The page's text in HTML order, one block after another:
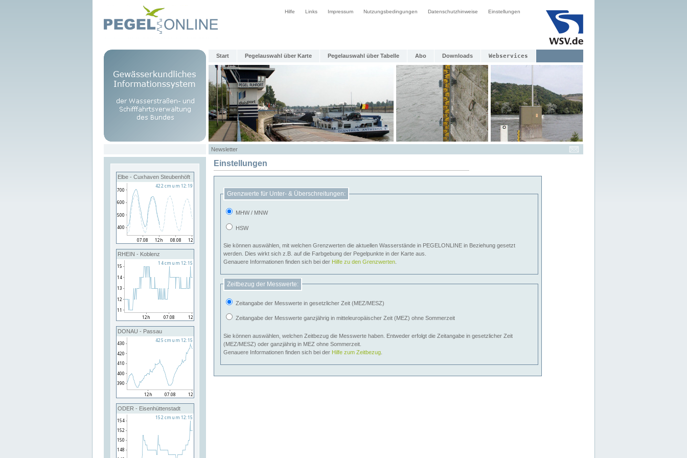
Hilfe Links Impressum Nutzungsbedingungen Datenschutzhinweise Einstellungen
Start Pegelauswahl über Karte Pegelauswahl über Tabelle Abo Downloads Webservices
Newsletter
Elbe - Cuxhaven Steubenhöft
RHEIN - Koblenz
DONAU - Passau
ODER - Eisenhüttenstadt
Einstellungen
Grenzwerte für Unter- & Überschreitungen:
MHW / MNW
HSW
Sie können auswählen, mit welchen Grenzwerten die aktuellen Wasserstände in PEGELONLINE in Beziehung gesetzt
werden. Dies wirkt sich z.B. auf die Farbgebung der Pegelpunkte in der Karte aus.
Genauere Informationen finden sich bei der Hilfe zu den Grenzwerten
Zeitbezug der Messwerte:
Zeitangabe der Messwerte in gesetzlicher Zeit (MEZ/MESZ)
Zeitangabe der Messwerte ganzjährig in mitteleuropäischer Zeit (MEZ) ohne Sommerzeit
Sie können auswählen, welchen Zeitbezug die Messwerte haben. Entweder erfolgt die Zeitangabe in gesetzlicher Zeit
(MEZ/MESZ) oder ganzjährig in MEZ ohne Sommerzeit.
Genauere Informationen finden sich bei der Hilfe zum Zeitbezug